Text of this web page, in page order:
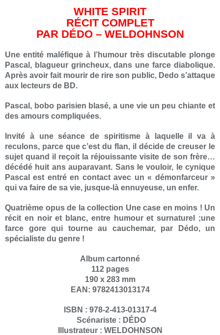
WHITE SPIRIT
RÉCIT COMPLET
PAR DÉDO – WELDOHNSON
Une entité maléfique à l’humour très discutable plonge
Pascal, blagueur grincheux, dans une farce diabolique.
Après avoir fait mourir de rire son public, Dedo s’attaque
aux lecteurs de BD.
Pascal, bobo parisien blasé, a une vie un peu chiante et
des amours compliquées.
Invité à une séance de spiritisme à laquelle il va à
reculons, parce que c’est du flan, il décide de creuser le
sujet quand il reçoit la réjouissante visite de son frère…
décédé huit ans auparavant. Sans le vouloir, le cynique
Pascal est entré en contact avec un « démonfarceur »
qui va faire de sa vie, jusque-là ennuyeuse, un enfer.
Quatrième opus de la collection Une case en moins ! Un
récit en noir et blanc, entre humour et surnaturel ;une
farce gore qui tourne au cauchemar, par Dédo, un
spécialiste du genre !
Album cartonné
112 pages
190 x 283 mm
EAN: 9782413013174
ISBN : 978-2-413-01317-4
Scénariste : DÉDO
Illustrateur : WELDOHNSON